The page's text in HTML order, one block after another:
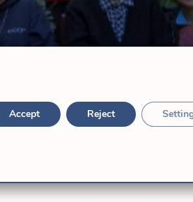
Accept Reject